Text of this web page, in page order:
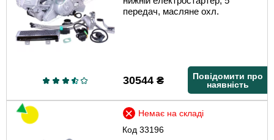
передач, масляне охл.
30544₴
Повідомити про
наявність
Код33196
Немає на складі